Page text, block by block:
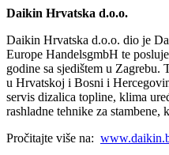
Daikin Hrvatska d.o.o.
Daikin Hrvatska d.o.o. dio je
Europe HandelsgmbH te
godine sa sjedištem u Zagrebu.
u Hrvatskoj i Bosni i
servis dizalica topline, klima
rashladne tehnike za
Pročitajte više na: